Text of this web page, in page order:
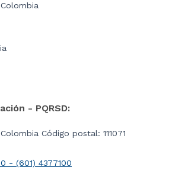
- PQRSD:
Código postal: 111071
- (601) 4377100